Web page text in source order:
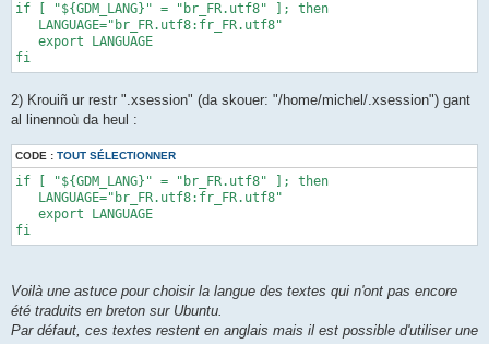
if [ "${GDM_LANG}" = "br_FR.utf8" ]; then
   LANGUAGE="br_FR.utf8:fr_FR.utf8"
   export LANGUAGE
fi
2) Krouiñ ur restr ".xsession" (da skouer: "/home/michel/.xsession") gant
al linennoù da heul :
CODE : TOUT SÉLECTIONNER
if [ "${GDM_LANG}" = "br_FR.utf8" ]; then
   LANGUAGE="br_FR.utf8:fr_FR.utf8"
   export LANGUAGE
fi
Voilà une astuce pour choisir la langue des textes qui n'ont pas encore
été traduits en breton sur Ubuntu.
Par défaut, ces textes restent en anglais mais il est possible d'utiliser une